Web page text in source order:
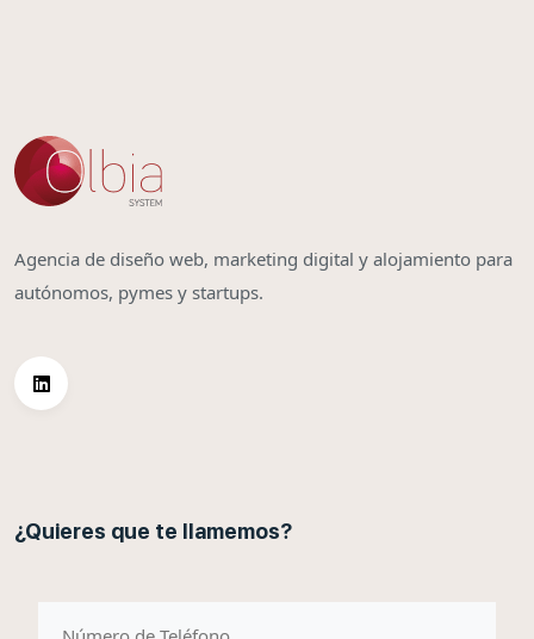
Agencia de diseño web, marketing digital y alojamiento para
autónomos, pymes y startups.
¿Quieres que te llamemos?